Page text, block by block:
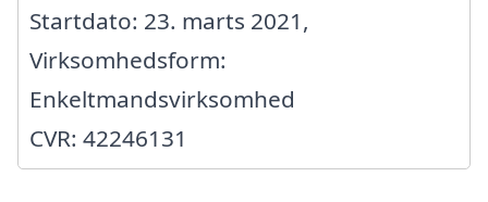
Startdato: 23. marts 2021,
Virksomhedsform:
Enkeltmandsvirksomhed
CVR: 42246131